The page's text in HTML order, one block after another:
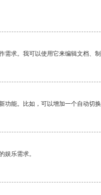
求。我可以使用它来编辑文档、
能。比如，可以增加一个自动切
娱乐需求。